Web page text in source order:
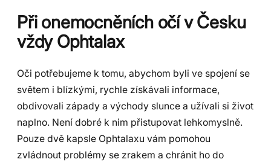
Při onemocněních očí v Česku
vždy Ophtalax
Oči potřebujeme k tomu, abychom byli ve spojení se
světem i blízkými, rychle získávali informace,
obdivovali západy a východy slunce a užívali si život
naplno. Není dobré k nim přistupovat lehkomyslně.
Pouze dvě kapsle Ophtalaxu vám pomohou
zvládnout problémy se zrakem a chránit ho do